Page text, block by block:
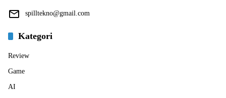
spilltekno@gmail.com
Kategori
Review
Game
AI